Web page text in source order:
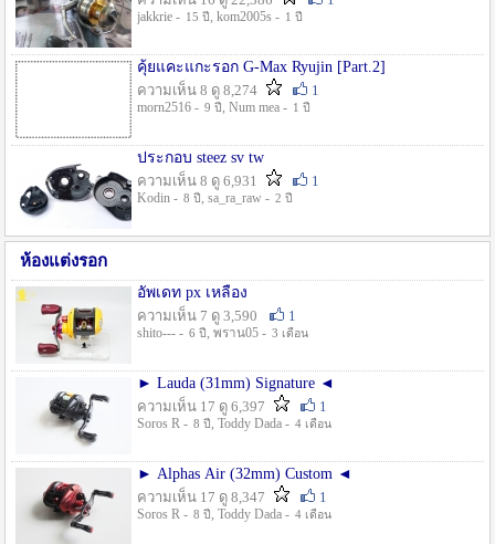
jakkrie - 15 ปี , kom2005s - 1 ปี
คุ้ยแคะแกะรอก G-Max Ryujin [Part.2]
ความเห็น 8 ดู 8,274
1
morn2516 - 9 ปี , Num mea - 1 ปี
ประกอบ steez sv tw
ความเห็น 8 ดู 6,931
1
Kodin - 8 ปี , sa_ra_raw - 2 ปี
ห้องแต่งรอก
อัพเดท px เหลือง
ความเห็น 7 ดู 3,590
1
shito--- - 6 ปี , พราน05 - 3 เดือน
► Lauda (31mm) Signature ◄
ความเห็น 17 ดู 6,397
1
Soros R - 8 ปี , Toddy Dada - 4 เดือน
► Alphas Air (32mm) Custom ◄
ความเห็น 17 ดู 8,347
1
Soros R - 8 ปี , Toddy Dada - 4 เดือน